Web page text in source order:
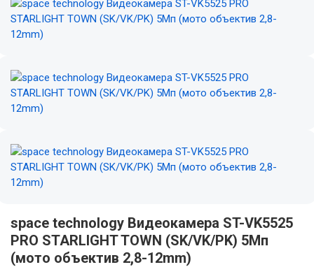
space technology Видеокамера ST-VK5525
PRO STARLIGHT TOWN (SK/VK/PK) 5Мп
(мото объектив 2,8-12mm)